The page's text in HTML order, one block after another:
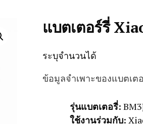
แบตเตอร์รี่
ระบุจำนวนได้
ข้อมูลจำเพาะของแบตเต
รุ่นแบตเตอรี่:
ใช้งานร่วมกับ: